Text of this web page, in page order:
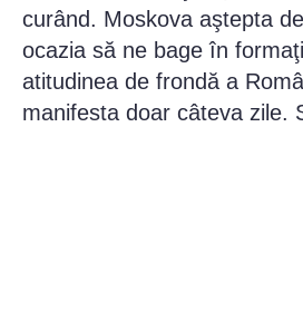
curând. Moskova aştepta
ocazia să ne bage în
atitudinea de frondă a
manifesta doar câteva zile.